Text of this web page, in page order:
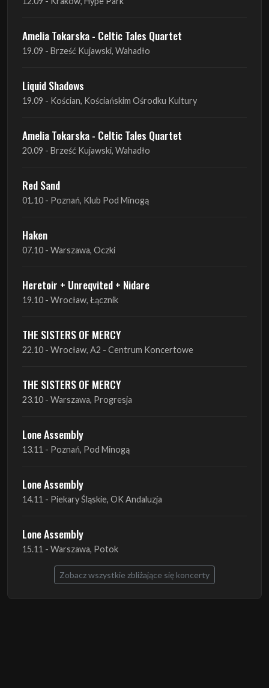
Liquid Shadows
19.09 - Kościan, Kościańskim Ośrodku Kultury
Amelia Tokarska - Celtic Tales Quartet
20.09 - Brześć Kujawski, Wahadło
Red Sand
Haken
Heretoir + Unreqvited + Nidare
THE SISTERS OF MERCY
22.10 - Wrocław, A2 - Centrum Koncertowe
THE SISTERS OF MERCY
Lone Assembly
Lone Assembly
14.11 - Piekary Śląskie, OK Andaluzja
Lone Assembly
15.11 - Warszawa, Potok